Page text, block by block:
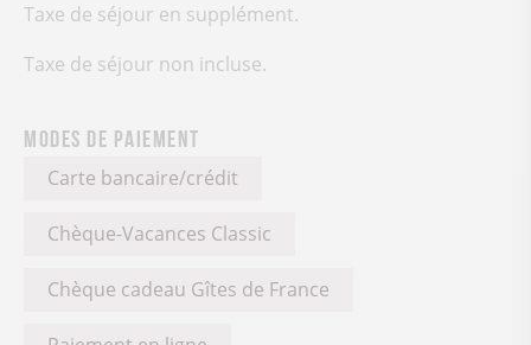
Taxe de séjour en supplément.
Taxe de séjour non incluse.
Modes de paiement
Carte bancaire/crédit
Chèque-Vacances Classic
Chèque cadeau Gîtes de France